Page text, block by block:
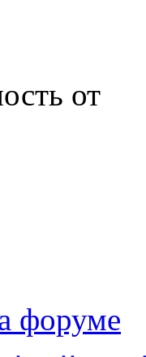
от
форуме